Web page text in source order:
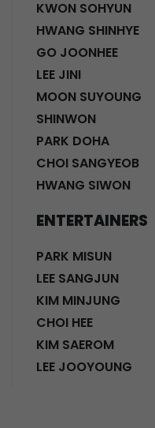
KWON SOHYUN
HWANG SHINHYE
GO JOONHEE
LEE JINI
MOON SUYOUNG
SHINWON
PARK DOHA
CHOI SANGYEOB
HWANG SIWON
ENTERTAINERS
PARK MISUN
LEE SANGJUN
KIM MINJUNG
CHOI HEE
KIM SAEROM
LEE JOOYOUNG